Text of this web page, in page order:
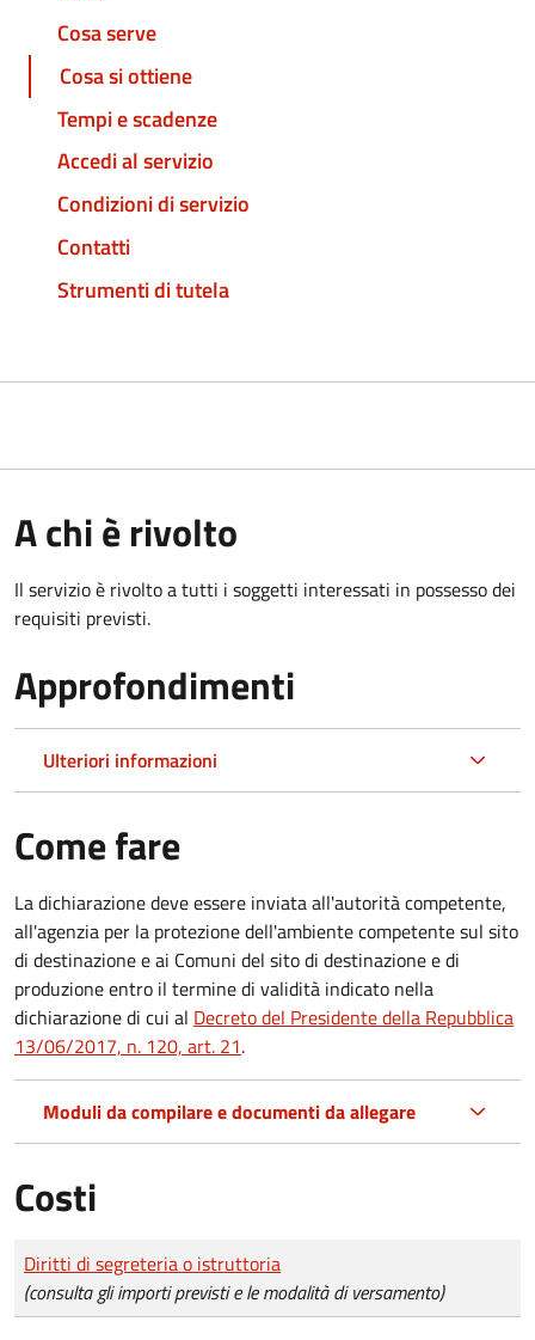
Cosa serve
Cosa si ottiene
Tempi e scadenze
Accedi al servizio
Condizioni di servizio
Contatti
Strumenti di tutela
A chi è rivolto
Il servizio è rivolto a tutti i soggetti interessati in possesso dei
requisiti previsti.
Approfondimenti
Ulteriori informazioni
Come fare
La dichiarazione deve essere inviata all'autorità competente,
all'agenzia per la protezione dell'ambiente competente sul sito
di destinazione e ai Comuni del sito di destinazione e di
produzione entro il termine di validità indicato nella
dichiarazione di cui al Decreto del Presidente della Repubblica
13/06/2017, n. 120, art. 21.
Moduli da compilare e documenti da allegare
Costi
Tipo di pagamento
Importo
Diritti di segreteria o istruttoria
(consulta gli importi previsti e le modalità di versamento)